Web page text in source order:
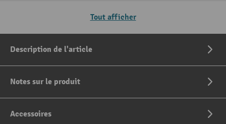
Tout afficher
Description de l'article
Notes sur le produit
Accessoires